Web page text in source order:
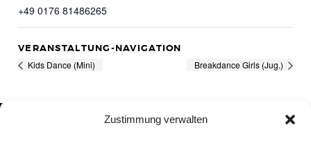
Zustimmung verwalten
+49 0176 81486265
VERANSTALTUNG-NAVIGATION
Kids Dance (Mini) Breakdance Girls (Jug.)